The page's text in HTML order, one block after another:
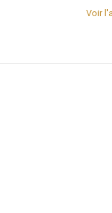
Voir